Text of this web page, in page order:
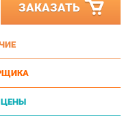
и до ТК -бесплатна.